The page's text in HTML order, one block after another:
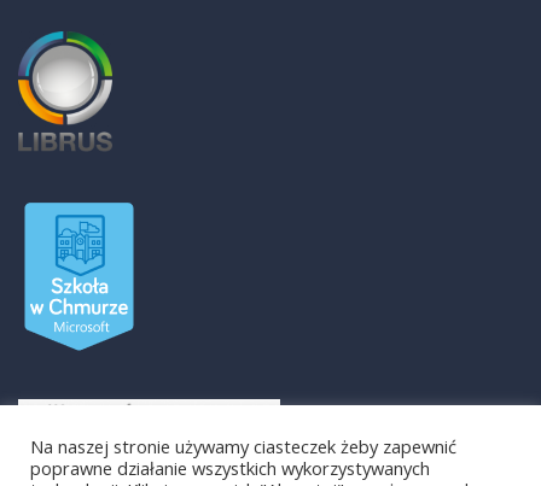
Na naszej stronie używamy ciasteczek żeby zapewnić
poprawne działanie wszystkich wykorzystywanych